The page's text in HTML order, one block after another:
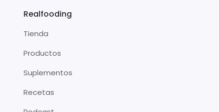
Realfooding
Tienda
Productos
Suplementos
Recetas